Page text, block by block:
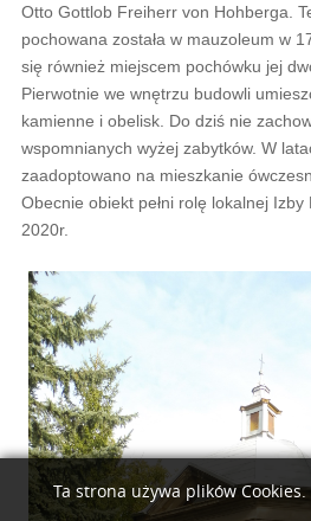
Otto Gottlob Freiherr von Hohberga.
pochowana została w mauzoleum w
się również miejscem pochówku jej
Pierwotnie we wnętrzu budowli
kamienne i obelisk. Do dziś nie
wspomnianych wyżej zabytków. W
zaadoptowano na mieszkanie
Obecnie obiekt pełni rolę lokalnej Izby
2020r.
Ta strona używa plików